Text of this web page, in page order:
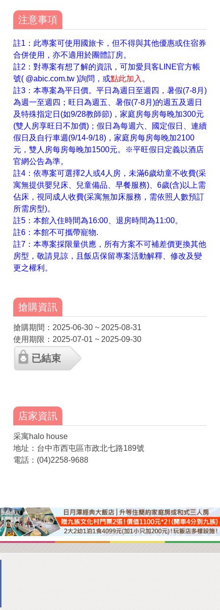
注意事項
註1：此專案可使用國旅卡，但不得與其他優惠或住宿券
合併使用，亦不適用於團體訂房。
註2：對專案有想了解的資訊，可加愛貝客LINE官方帳
號( @abic.com.tw )詢問，或點此加入 。
註3：本專案為平日價。平日為週日至週四，暑假(7-8月)
為週一至週四；旺日為週五、暑假(7-8月)的週五及週日
及特殊指定日(如9/28教師節)，家庭房每房每晚加300元
(雙人房享旺日不加價)；假日為每週六、國定假日、連續
假日及自行車週(9/14-9/18)，家庭房每房每晚加2100
元，雙人房每房每晚加1500元。※平旺假日定義以酒店
官網公告為準。
註4：依專案可選擇2人或4人房，未滿6歲幼童不收費(采
寓無提供嬰兒床、兒童備品、早餐服務)、6歲(含)以上需
佔床，視同成人收費(采寓無加床服務，需依照人數預訂
所需房型)。
註5：本館入住時間為16:00、退房時間為11:00。
註6：本館不可攜帶寵物.
註7：本專案採限量供應，所有方案不可補差價更換其他
房型，敬請見諒，且飯店保留專案活動解釋、修改及變
更之權利。
搶購資訊
搶購期間：2025-06-30 ~ 2025-08-31
使用期限：2025-07-01 ~ 2025-09-30
已結束
店家資訊
采寓halo house
地址：台中市西屯區市政北七路189號
電話：(04)2258-9688